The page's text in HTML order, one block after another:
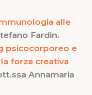
alle
Fardin.
psicocorporeo e
forza creativa
Annamaria